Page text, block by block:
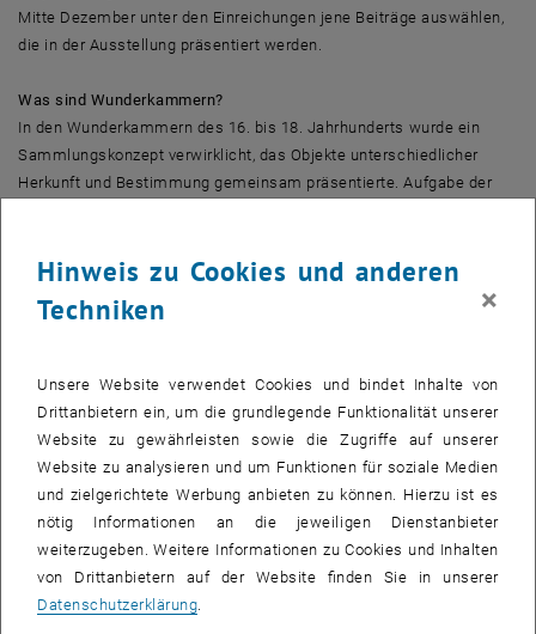
Mitte Dezember unter den Einreichungen jene Beiträge auswählen,
die in der Ausstellung präsentiert werden.
Was sind Wunderkammern?
In den Wunderkammern des 16. bis 18. Jahrhunderts wurde ein
Sammlungskonzept verwirklicht, das Objekte unterschiedlicher
Herkunft und Bestimmung gemeinsam präsentierte. Aufgabe der
Betrachtungsmöglichkeiten eine Weltanschauung zu vermitteln, in
verschmelzen.
Welche Rolle spielen Wunderkammern heute?
Es gibt erfolgreiche Bestrebungen, die historischen
Wunderkammern neu zu beleben. So ist z.B. die Wunderkammer
des Wiener Kunsthistorischen Museums in einer großartig
gestalteten neuen Form seit März 2013 wieder allgemein
zugänglich. Andererseits gibt es Ansätze, den Wunderkammer-
Gedanken in die Gegenwart zu übertragen: In der dOCUMENTA (13)
ging es z.B. um eine gemeinsame Ausstellung von Kunst und
Wissenschaft. Im „Enzyklopädischen Palast“ der diesjährigen
Hinweis zu Cookies und anderen
Techniken
×
Unsere Website verwendet Cookies und bindet Inhalte von
Drittanbietern ein, um die grundlegende Funktionalität unserer
Website zu gewährleisten sowie die Zugriffe auf unserer
Website zu analysieren und um Funktionen für soziale Medien
und zielgerichtete Werbung anbieten zu können. Hierzu ist es
nötig Informationen an die jeweiligen Dienstanbieter
weiterzugeben. Weitere Informationen zu Cookies und Inhalten
von Drittanbietern auf der Website finden Sie in unserer
Datenschutzerklärung